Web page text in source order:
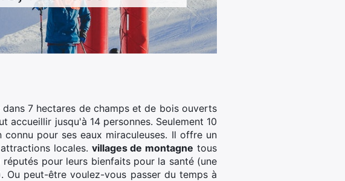
7 hectares de champs et de bois ouverts
accueillir jusqu'à 14 personnes. Seulement 10
connu pour ses eaux miraculeuses. Il offre un
locales. villages de montagne tous
pour leurs bienfaits pour la santé (une
Ou peut-être voulez-vous passer du temps à